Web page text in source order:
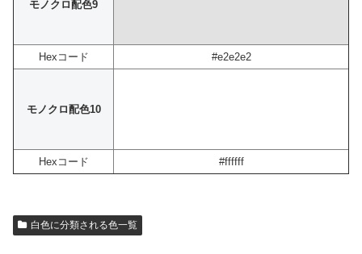
モノクロ配色9
Hexコード #e2e2e2
モノクロ配色10
Hexコード #ffffff
白色に分類される色一覧